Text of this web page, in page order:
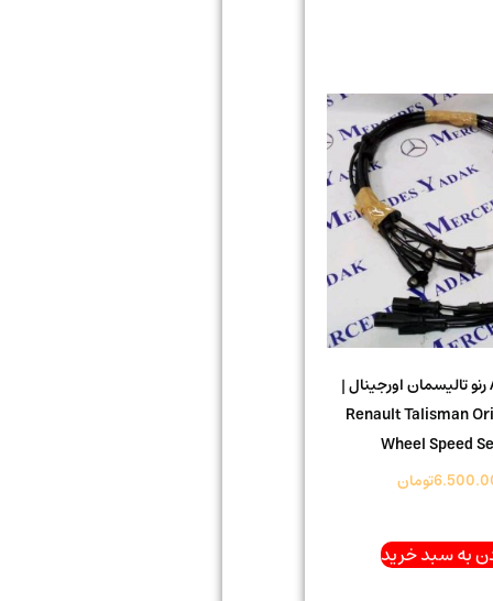
سنسور ABS رنو تالیسمان اورجینال |
Renault Talisman
Wheel Speed
تومان
به سبد خرید